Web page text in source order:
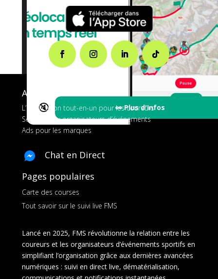
🔇 👀 Plus d'Infos
A propos de FMS
L’application tout-en-un pour les coureurs
Services aux organisateurs d’événements
Ads pour les marques
Chat en Direct
Pages populaires
Carte des courses
Tout savoir sur le suivi live FMS
Lancé en 2025, FMS révolutionne la relation entre les
coureurs et les organisateurs d’événements sportifs en
simplifiant l’organisation grâce aux dernières avancées
numériques : suivi en direct live, dématérialisation,